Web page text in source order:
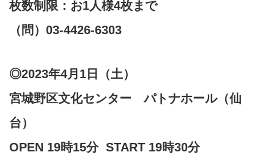
枚数制限：お1人様4枚まで
（問）03-4426-6303
◎2023年4月1日（土）
宮城野区文化センター パトナホール（仙
台）
OPEN 19時15分 START 19時30分